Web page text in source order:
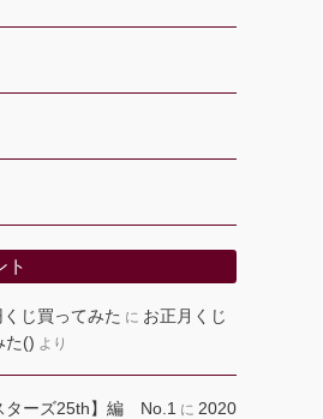
ト
じ買ってみた に お正月くじ
た() より
ターズ25th】編 No.1 に 2020